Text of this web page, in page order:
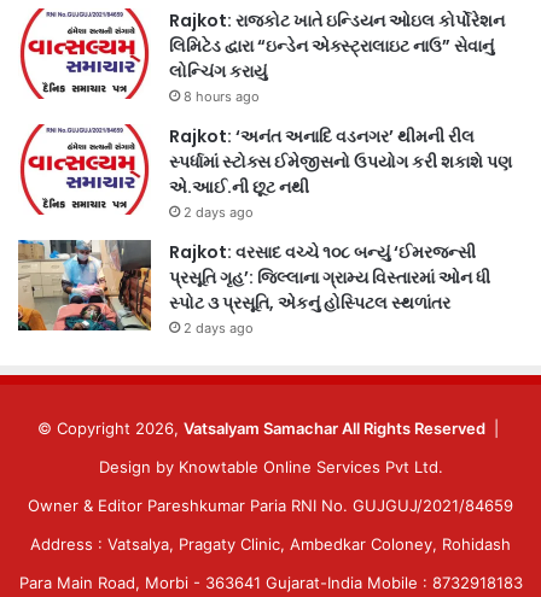
Rajkot: રાજકોટ ખાતે ઇન્ડિયન ઓઇલ કોર્પોરેશન
લિમિટેડ દ્વારા “ઇન્ડેન એક્સ્ટ્રાલાઇટ નાઉ” સેવાનું
લોન્ચિંગ કરાયું
8 hours ago
Rajkot: ‘અનંત અનાદિ વડનગર’ થીમની રીલ
સ્પર્ધામાં સ્ટોક્સ ઈમેજીસનો ઉપયોગ કરી શકાશે પણ
એ.આઈ.ની છૂટ નથી
2 days ago
Rajkot: વરસાદ વચ્ચે ૧૦૮ બન્યું ‘ઈમરજન્સી
પ્રસૂતિ ગૃહ’: જિલ્લાના ગ્રામ્ય વિસ્તારમાં ઓન ધી
સ્પોટ ૩ પ્રસૂતિ, એકનું હોસ્પિટલ સ્થળાંતર
2 days ago
© Copyright 2026, Vatsalyam Samachar All Rights Reserved
Design by Knowtable Online Services Pvt Ltd.
Owner & Editor Pareshkumar Paria RNI No. GUJGUJ/2021/84659
Address : Vatsalya, Pragaty Clinic, Ambedkar Coloney, Rohidash
Para Main Road, Morbi - 363641 Gujarat-India Mobile : 8732918183